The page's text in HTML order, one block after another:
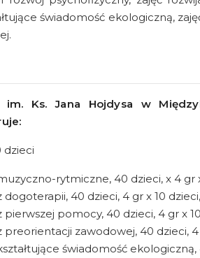
świadomość ekologiczną,
im. Ks. Jana Hojdysa w
dzieci
rytmiczne, 40 dzieci, x 4 gr
dogoterapii, 40 dzieci, 4 gr x 10 dzieci,
pierwszej pomocy, 40 dzieci, 4 gr x
preorientacji zawodowej, 40 dzieci, 4
świadomość ekologiczną,